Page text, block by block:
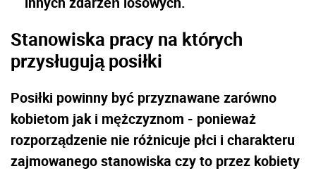
Stanowiska pracy na których
przysługują posiłki
Posiłki powinny być przyznawane zarówno
kobietom jak i mężczyznom - ponieważ
rozporządzenie nie różnicuje płci i charakteru
zajmowanego stanowiska czy to przez kobiety